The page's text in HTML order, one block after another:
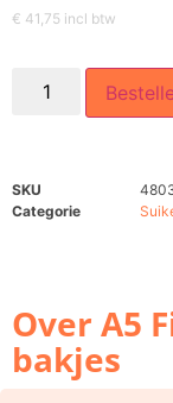
€ 41,75 incl btw
SKU
Categorie
Over A5
bakjes